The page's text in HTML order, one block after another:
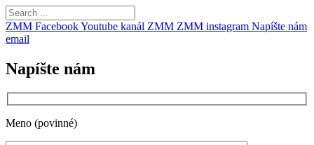
ZMM FacebookYoutube kanál ZMM ZMM instagram Napíšte nám
email
Napíšte nám
Meno (povinné)